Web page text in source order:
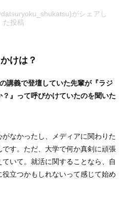
がシェアし
た投稿
けは？
講義で登壇していた先輩が『ラジ
』って呼びかけていたのを聞いた
なかったし、メディアに関わりた
す。ただ、大学で何か真剣に頑張
いて。就活に関することなら、自
立つかもしれないって感じて始め